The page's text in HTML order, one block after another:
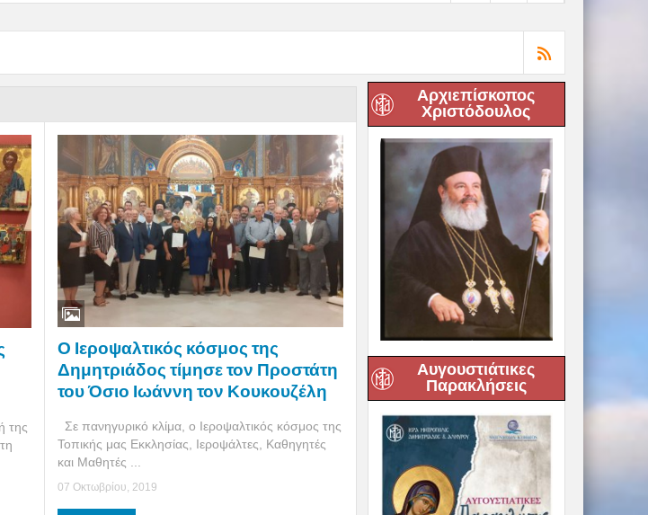
της
Ο Ιεροψαλτικός κόσμος της
Δημητριάδος τίμησε τον Προστάτη
του Όσιο Ιωάννη τον Κουκουζέλη
Σε πανηγυρικό κλίμα, ο Ιεροψαλτικός κόσμος της
Τοπικής μας Εκκλησίας, Ιεροψάλτες, Καθηγητές
και Μαθητές ...
07 Οκτωβρίου, 2019
Αρχιεπίσκοπος
Χριστόδουλος
Αυγουστιάτικες
Παρακλήσεις